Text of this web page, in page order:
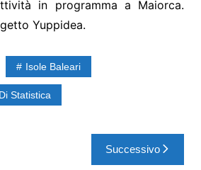
in programma a Maiorca.
Yuppidea.
Isole Baleari
Statistica
Successivo